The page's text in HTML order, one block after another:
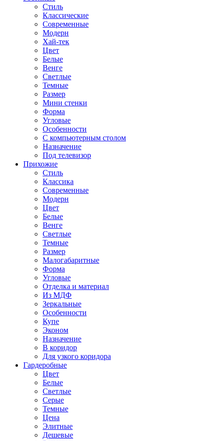
Стиль
Классические
Современные
Модерн
Хай-тек
Цвет
Белые
Венге
Светлые
Темные
Размер
Мини стенки
Форма
Угловые
Особенности
С компьютерным столом
Назначение
Под телевизор
Прихожие
Стиль
Классика
Современные
Модерн
Цвет
Белые
Венге
Светлые
Темные
Размер
Малогабаритные
Форма
Угловые
Отделка и материал
Из МДФ
Зеркальные
Особенности
Купе
Эконом
Назначение
В коридор
Для узкого коридора
Гардеробные
Цвет
Белые
Светлые
Серые
Темные
Цена
Элитные
Дешевые